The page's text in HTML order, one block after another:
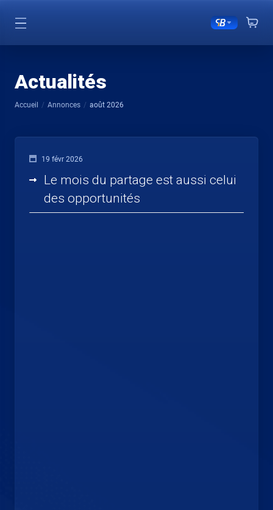
Actualités
Accueil Annonces août 2026
19 févr 2026
Le mois du partage est aussi celui
des opportunités